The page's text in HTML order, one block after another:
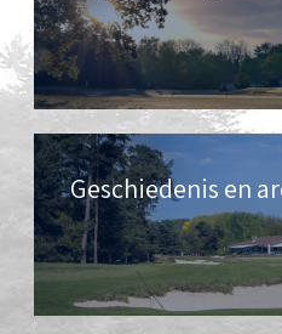
Geschiedenis en